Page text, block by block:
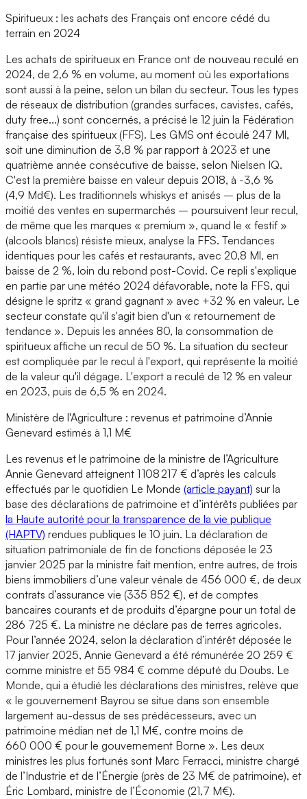
Spiritueux : les achats des Français ont encore cédé du
terrain en 2024
Les achats de spiritueux en France ont de nouveau reculé en
2024, de 2,6 % en volume, au moment où les exportations
sont aussi à la peine, selon un bilan du secteur. Tous les types
de réseaux de distribution (grandes surfaces, cavistes, cafés,
duty free...) sont concernés, a précisé le 12 juin la Fédération
française des spiritueux (FFS). Les GMS ont écoulé 247 Ml,
soit une diminution de 3,8 % par rapport à 2023 et une
quatrième année consécutive de baisse, selon Nielsen IQ.
C'est la première baisse en valeur depuis 2018, à -3,6 %
(4,9 Md€). Les traditionnels whiskys et anisés – plus de la
moitié des ventes en supermarchés – poursuivent leur recul,
de même que les marques « premium », quand le « festif »
(alcools blancs) résiste mieux, analyse la FFS. Tendances
identiques pour les cafés et restaurants, avec 20,8 Ml, en
baisse de 2 %, loin du rebond post-Covid. Ce repli s'explique
en partie par une météo 2024 défavorable, note la FFS, qui
désigne le spritz « grand gagnant » avec +32 % en valeur. Le
secteur constate qu'il s'agit bien d'un « retournement de
tendance ». Depuis les années 80, la consommation de
spiritueux affiche un recul de 50 %. La situation du secteur
est compliquée par le recul à l'export, qui représente la moitié
de la valeur qu'il dégage. L'export a reculé de 12 % en valeur
en 2023, puis de 6,5 % en 2024.
Ministère de l'Agriculture : revenus et patrimoine d’Annie
Genevard estimés à 1,1 M€
Les revenus et le patrimoine de la ministre de l’Agriculture
Annie Genevard atteignent 1 108 217 € d’après les calculs
effectués par le quotidien Le Monde (article payant) sur la
base des déclarations de patrimoine et d’intérêts publiées par
la Haute autorité pour la transparence de la vie publique
(HAPTV) rendues publiques le 10 juin. La déclaration de
situation patrimoniale de fin de fonctions déposée le 23
janvier 2025 par la ministre fait mention, entre autres, de trois
biens immobiliers d’une valeur vénale de 456 000 €, de deux
contrats d’assurance vie (335 852 €), et de comptes
bancaires courants et de produits d’épargne pour un total de
286 725 €. La ministre ne déclare pas de terres agricoles.
Pour l’année 2024, selon la déclaration d’intérêt déposée le
17 janvier 2025, Annie Genevard a été rémunérée 20 259 €
comme ministre et 55 984 € comme député du Doubs. Le
Monde, qui a étudié les déclarations des ministres, relève que
« le gouvernement Bayrou se situe dans son ensemble
largement au-dessus de ses prédécesseurs, avec un
patrimoine médian net de 1,1 M€, contre moins de
660 000 € pour le gouvernement Borne ». Les deux
ministres les plus fortunés sont Marc Ferracci, ministre chargé
de l’Industrie et de l’Énergie (près de 23 M€ de patrimoine), et
Éric Lombard, ministre de l’Économie (21,7 M€).